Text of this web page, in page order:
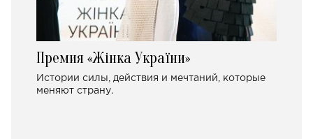
Премия «Жінка України»
Истории силы, действия и мечтаний, которые
меняют страну.